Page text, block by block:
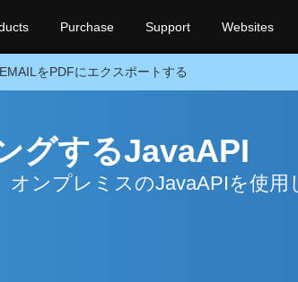
Purchase Support Websites
をPDFにエクスポートする
グするJavaAPI
ンプレミスのJavaAPIを使用